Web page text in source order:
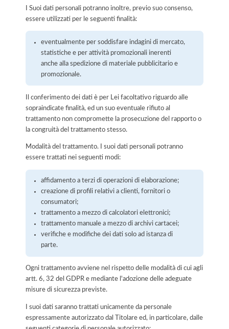
I Suoi dati personali potranno inoltre, previo suo consenso,
essere utilizzati per le seguenti finalità:
eventualmente per soddisfare indagini di mercato,
statistiche e per attività promozionali inerenti
anche alla spedizione di materiale pubblicitario e
promozionale.
Il conferimento dei dati è per Lei facoltativo riguardo alle
sopraindicate finalità, ed un suo eventuale rifiuto al
trattamento non compromette la prosecuzione del rapporto o
la congruità del trattamento stesso.
Modalità del trattamento. I suoi dati personali potranno
essere trattati nei seguenti modi:
affidamento a terzi di operazioni di elaborazione;
creazione di profili relativi a clienti, fornitori o
consumatori;
trattamento a mezzo di calcolatori elettronici;
trattamento manuale a mezzo di archivi cartacei;
verifiche e modifiche dei dati solo ad istanza di
parte.
Ogni trattamento avviene nel rispetto delle modalità di cui agli
artt. 6, 32 del GDPR e mediante l'adozione delle adeguate
misure di sicurezza previste.
I suoi dati saranno trattati unicamente da personale
espressamente autorizzato dal Titolare ed, in particolare, dalle